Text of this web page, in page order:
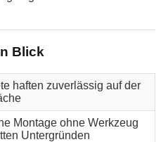
Blick
haften zuverlässig auf der
Montage ohne Werkzeug
Untergründen